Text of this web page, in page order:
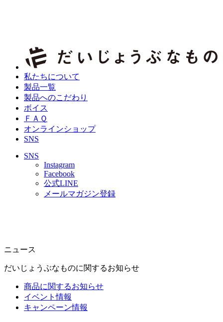
私たちについて
製品一覧
製品へのこだわり
ボイス
ＦＡＱ
オンラインショップ
SNS
SNS
Instagram
Facebook
公式LINE
メールマガジン登録
ニュース
だいじょうぶなものに関するお知らせ
商品に関するお知らせ
イベント情報
キャンペーン情報